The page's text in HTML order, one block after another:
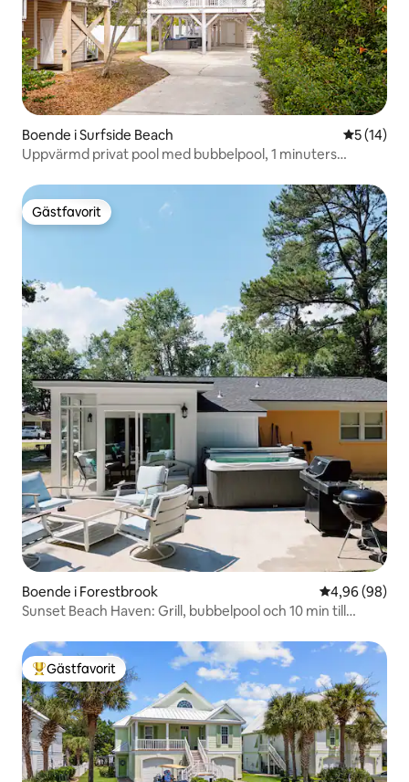
Boende i Surfside Beach 5 av 5 i
5 (14)
Uppvärmd privat pool med bubbelpool, 1 minuters
Gästfavorit
Gästfavorit
Boende i Forestbrook 4,96 av 5 i
4,96 (98)
Sunset Beach Haven: Grill, bubbelpool och 10 min till
Populär gästfavorit
Gästfavorit